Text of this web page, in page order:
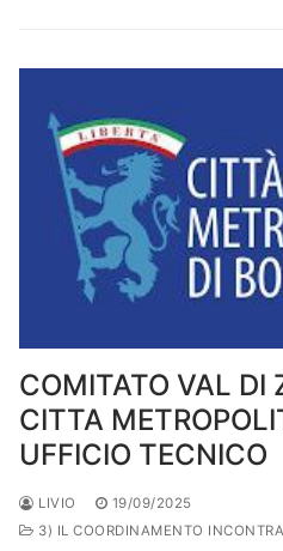
COMITATO VAL DI
CITTA
UFFICIO TECNICO
LIVIO
19/09/2025
3) IL COORDINAMENTO